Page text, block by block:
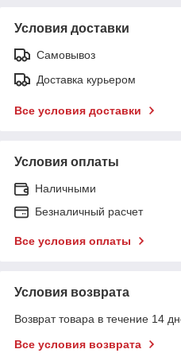
Условия доставки
Самовывоз
Доставка курьером
Все условия доставки
Условия оплаты
Наличными
Безналичный расчет
Все условия оплаты
Условия возврата
Возврат товара в течение 14
Все условия возврата